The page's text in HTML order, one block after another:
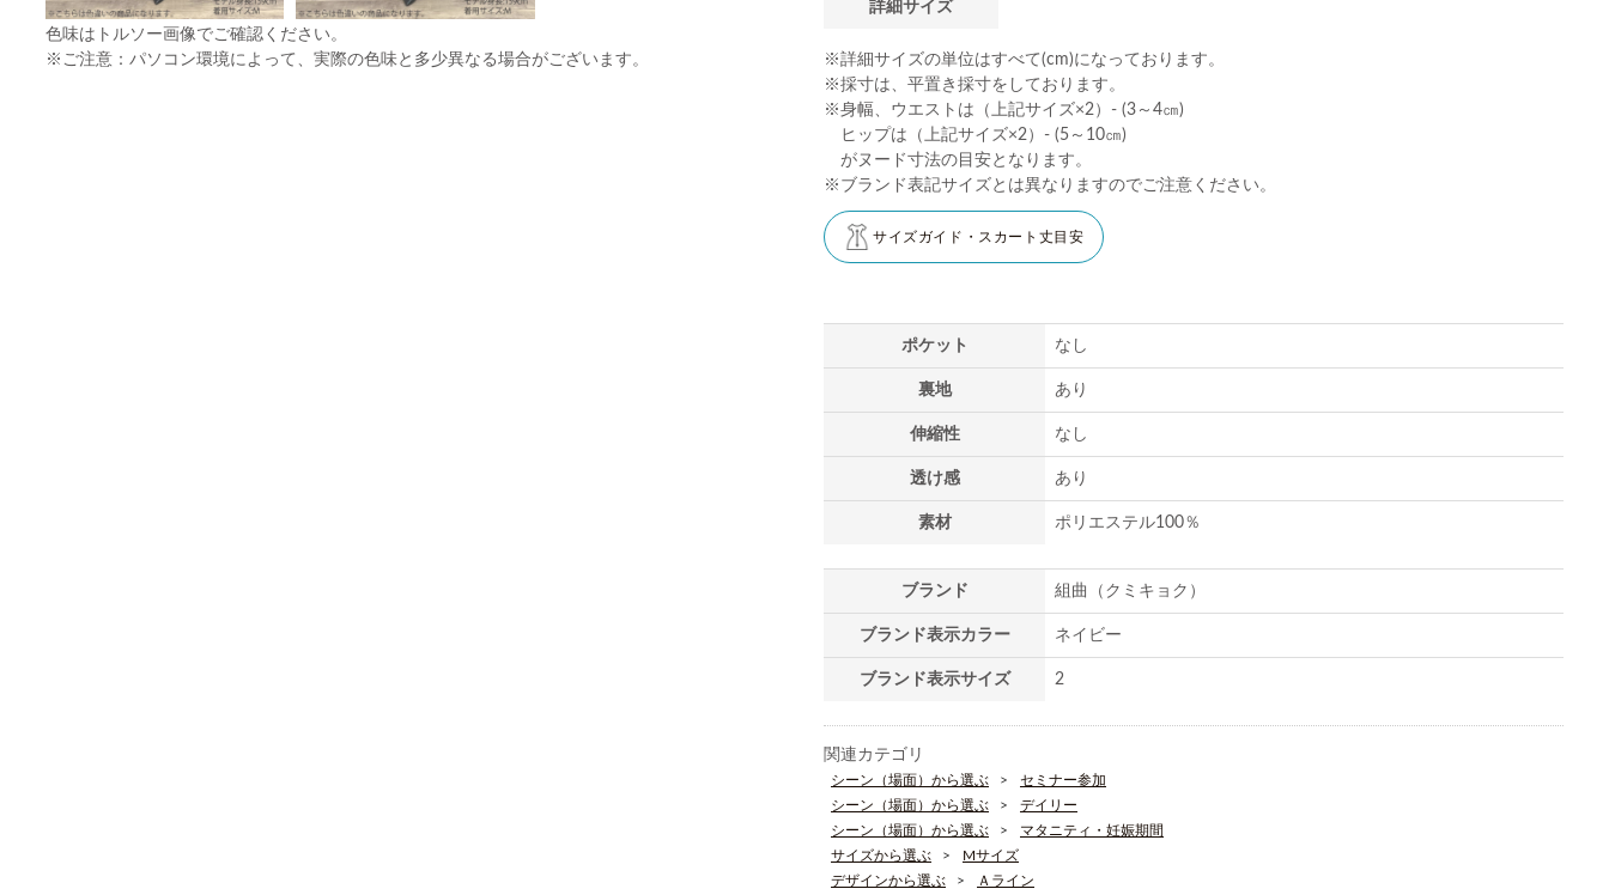
色味はトルソー画像でご確認ください。
※ご注意：パソコン環境によって、実際の色味と多少異なる場合がございます。
詳細サイズ
※詳細サイズの単位はすべて(cm)になっております。
※採寸は、平置き採寸をしております。
※身幅、ウエストは（上記サイズ×2）- (3～4㎝)
ヒップは（上記サイズ×2）- (5～10㎝)
がヌード寸法の目安となります。
※ブランド表記サイズとは異なりますのでご注意ください。
サイズガイド・スカート丈目安
ポケット なし
裏地 あり
伸縮性 なし
透け感 あり
素材 ポリエステル100％
ブランド 組曲（クミキョク）
ブランド表示カラー ネイビー
ブランド表示サイズ 2
関連カテゴリ
シーン（場面）から選ぶ
セミナー参加
シーン（場面）から選ぶ
デイリー
シーン（場面）から選ぶ
マタニティ・妊娠期間
サイズから選ぶ
Mサイズ
デザインから選ぶ
Ａライン